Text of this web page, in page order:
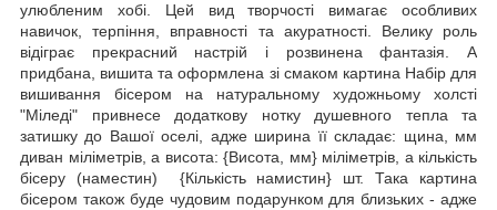
улюбленим хобі. Цей вид творчості вимагає особливих
навичок, терпіння, вправності та акуратності. Велику роль
відіграє прекрасний настрій і розвинена фантазія. А
придбана, вишита та оформлена зі смаком картина Набір для
вишивання бісером на натуральному художньому холсті
"Міледі" привнесе додаткову нотку душевного тепла та
затишку до Вашої оселі, адже ширина її складає: щина, мм
диван міліметрів, а висота: {Висота, мм} міліметрів, а кількість
бісеру (наместин) {Кількість намистин} шт. Така картина
бісером також буде чудовим подарунком для близьких - адже